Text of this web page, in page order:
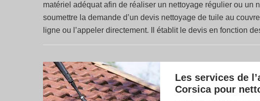
matériel adéquat afin de réaliser un nettoyage régulier ou un
soumettre la demande d’un devis nettoyage de tuile au
ligne ou l’appeler directement. Il établit le devis en fonction
Les services de
Corsica pour